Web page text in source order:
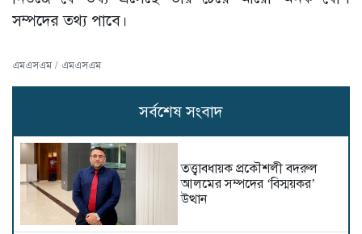
সম্পদের তথ্য পাবে।
এমএসএম / এমএসএম
সর্বশেষ সংবাদ
তত্ত্বাবধায়ক প্রকৌশলী বদরুল
আলমের সম্পদের ‘বিস্ময়কর’
উত্থান